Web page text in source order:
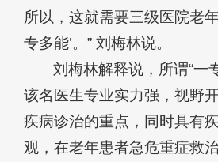
所以，这就需要三级医院老
专多能’。” 刘梅林说。
刘梅林解释说，所谓“一
该名医生专业实力强，视野
疾病诊治的重点，同时具有
观，在老年患者急危重症救